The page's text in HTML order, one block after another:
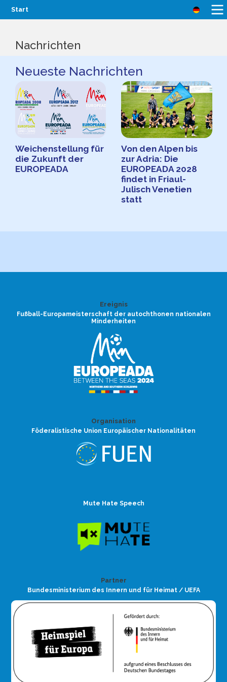
Start
Nachrichten
Neueste Nachrichten
Weichenstellung für
die Zukunft der
EUROPEADA
Von den Alpen bis
zur Adria: Die
EUROPEADA 2028
findet in Friaul-
Julisch Venetien
statt
Ereignis
Fußball-Europameisterschaft der autochthonen nationalen
Minderheiten
Organisation
Föderalistische Union Europäischer Nationalitäten
Mute Hate Speech
Partner
Bundesministerium des Innern und für Heimat / UEFA